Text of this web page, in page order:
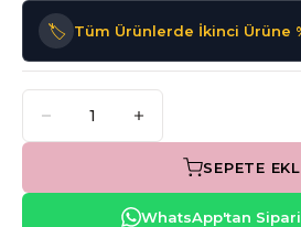
🏷️ Tüm Ürünlerde İkinci Ürüne
SEPETE
WhatsApp'tan